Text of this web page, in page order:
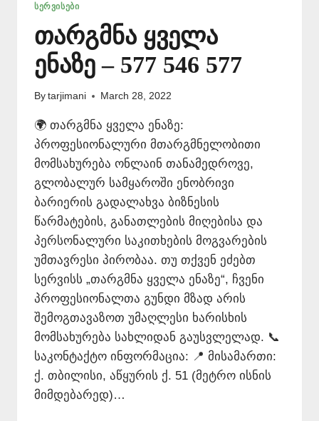
ᲡᲔᲠᲕᲘᲡᲔᲑᲘ
თარგმნა ყველა
ენაზე – 577 546 577
By tarjimani March 28, 2022
🌍 თარგმნა ყველა ენაზე:
პროფესიონალური მთარგმნელობითი
მომსახურება ონლაინ თანამედროვე,
გლობალურ სამყაროში ენობრივი
ბარიერის გადალახვა ბიზნესის
წარმატების, განათლების მიღებისა და
პერსონალური საკითხების მოგვარების
უმთავრესი პირობაა. თუ თქვენ ეძებთ
სერვისს „თარგმნა ყველა ენაზე“, ჩვენი
პროფესიონალთა გუნდი მზად არის
შემოგთავაზოთ უმაღლესი ხარისხის
მომსახურება სახლიდან გაუსვლელად. 📞
საკონტაქტო ინფორმაცია: 📍 მისამართი:
ქ. თბილისი, აწყურის ქ. 51 (მეტრო ისნის
მიმდებარედ)…